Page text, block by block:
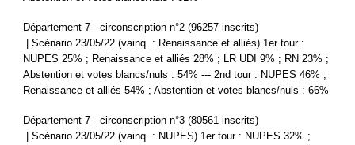
Département 7 - circonscription n°2 (96257 inscrits)
| Scénario 23/05/22 (vainq. : Renaissance et alliés) 1er tour :
NUPES 25% ; Renaissance et alliés 28% ; LR UDI 9% ; RN 23% ;
Abstention et votes blancs/nuls : 54% --- 2nd tour : NUPES 46% ;
Renaissance et alliés 54% ; Abstention et votes blancs/nuls : 66%
Département 7 - circonscription n°3 (80561 inscrits)
| Scénario 23/05/22 (vainq. : NUPES) 1er tour : NUPES 32% ;